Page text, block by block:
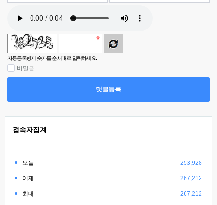
자동등록방지 숫자를 순서대로 입력하세요.
비밀글
댓글등록
접속자집계
오늘 253,928
어제 267,212
최대 267,212